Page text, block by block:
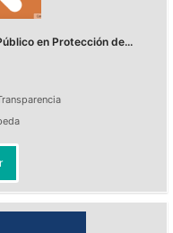
en Protección de...